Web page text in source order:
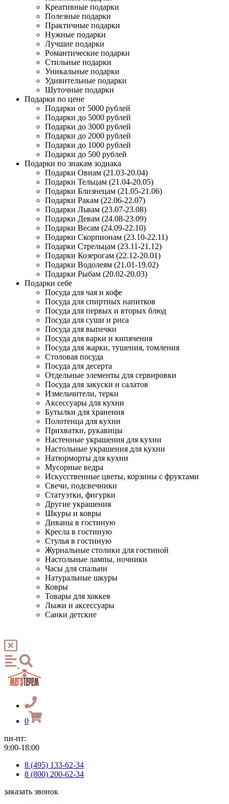
Креативные подарки
Полезные подарки
Практичные подарки
Нужные подарки
Лучшие подарки
Романтические подарки
Стильные подарки
Уникальные подарки
Удивительные подарки
Шуточные подарки
Подарки по цене
Подарки от 5000 рублей
Подарки до 5000 рублей
Подарки до 3000 рублей
Подарки до 2000 рублей
Подарки до 1000 рублей
Подарки до 500 рублей
Подарки по знакам зодиака
Подарки Овнам (21.03-20.04)
Подарки Тельцам (21.04-20.05)
Подарки Близнецам (21.05-21.06)
Подарки Ракам (22.06-22.07)
Подарки Львам (23.07-23.08)
Подарки Девам (24.08-23.09)
Подарки Весам (24.09-22.10)
Подарки Скорпионам (23.10-22.11)
Подарки Стрельцам (23.11-21.12)
Подарки Козерогам (22.12-20.01)
Подарки Водолеям (21.01-19.02)
Подарки Рыбам (20.02-20.03)
Подарки себе
Посуда для чая и кофе
Посуда для спиртных напитков
Посуда для первых и вторых блюд
Посуда для суши и риса
Посуда для выпечки
Посуда для варки и кипячения
Посуда для жарки, тушения, томления
Столовая посуда
Посуда для десерта
Отдельные элементы для сервировки
Посуда для закуски и салатов
Измельчители, терки
Аксессуары для кухни
Бутылки для хранения
Полотенца для кухни
Прихватки, рукавицы
Настенные украшения для кухни
Настольные украшения для кухни
Натюрморты для кухни
Мусорные ведра
Искусственные цветы, корзины с фруктами
Свечи, подсвечники
Статуэтки, фигурки
Другие украшения
Шкуры и ковры
Диваны в гостиную
Кресла в гостиную
Стулья в гостиную
Журнальные столики для гостиной
Настольные лампы, ночники
Часы для спальни
Натуральные шкуры
Ковры
Товары для хоккея
Лыжи и аксессуары
Санки детские
0
пн-пт:
9:00-18:00
8 (495) 133-62-34
8 (800) 200-62-34
заказать звонок